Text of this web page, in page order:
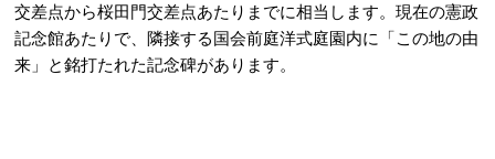
交差点から桜田門交差点あたりまでに相当します。現在の憲政
記念館あたりで、隣接する国会前庭洋式庭園内に「この地の由
来」と銘打たれた記念碑があります。